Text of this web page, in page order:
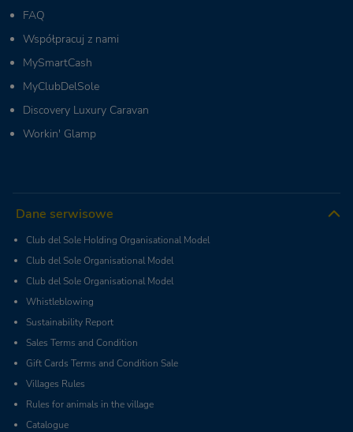
FAQ
Współpracuj z nami
MySmartCash
MyClubDelSole
Discovery Luxury Caravan
Workin' Glamp
Dane serwisowe
Club del Sole Holding Organisational Model
Club del Sole Organisational Model
Club del Sole Organisational Model
Whistleblowing
Sustainability Report
Sales Terms and Condition
Gift Cards Terms and Condition Sale
Villages Rules
Rules for animals in the village
Catalogue